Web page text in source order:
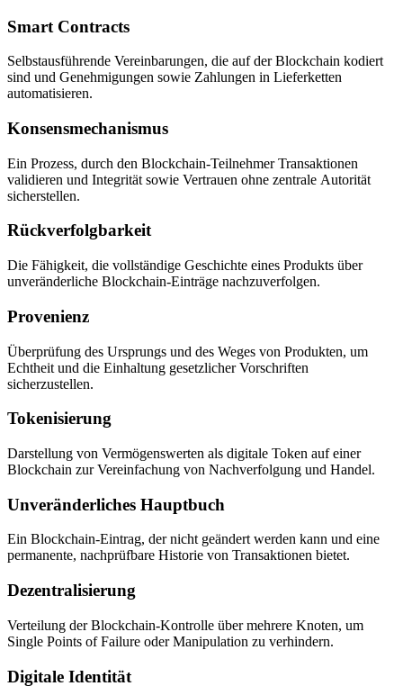
Smart Contracts
Selbstausführende Vereinbarungen, die auf der Blockchain kodiert
sind und Genehmigungen sowie Zahlungen in Lieferketten
automatisieren.
Konsensmechanismus
Ein Prozess, durch den Blockchain-Teilnehmer Transaktionen
validieren und Integrität sowie Vertrauen ohne zentrale Autorität
sicherstellen.
Rückverfolgbarkeit
Die Fähigkeit, die vollständige Geschichte eines Produkts über
unveränderliche Blockchain-Einträge nachzuverfolgen.
Provenienz
Überprüfung des Ursprungs und des Weges von Produkten, um
Echtheit und die Einhaltung gesetzlicher Vorschriften
sicherzustellen.
Tokenisierung
Darstellung von Vermögenswerten als digitale Token auf einer
Blockchain zur Vereinfachung von Nachverfolgung und Handel.
Unveränderliches Hauptbuch
Ein Blockchain-Eintrag, der nicht geändert werden kann und eine
permanente, nachprüfbare Historie von Transaktionen bietet.
Dezentralisierung
Verteilung der Blockchain-Kontrolle über mehrere Knoten, um
Single Points of Failure oder Manipulation zu verhindern.
Digitale Identität